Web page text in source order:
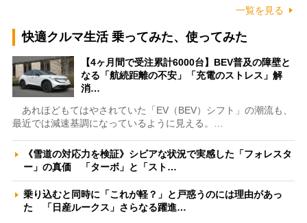
一覧を見る
快適クルマ生活 乗ってみた、使ってみた
【4ヶ月間で受注累計6000台】BEV普及の障壁と
なる「航続距離の不安」「充電のストレス」解
消…
あれほどもてはやされていた「EV（BEV）シフト」の潮流も、
最近では減速基調になっているように見える。…
《雪道の対応力を検証》シビアな状況で実感した「フォレスタ
ー」の真価 「ターボ」と「スト…
乗り込むと同時に「これが軽？」と戸惑うのには理由があっ
た 「日産ルークス」さらなる躍進…